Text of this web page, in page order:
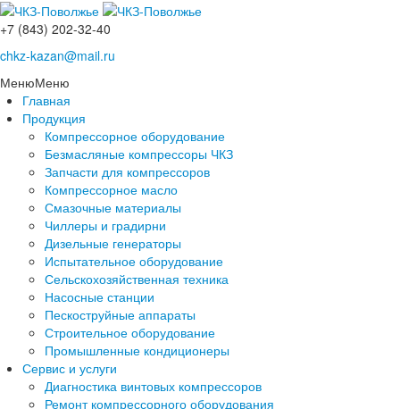
+7 (843) 202-32-40
chkz-kazan@mail.ru
МенюМеню
Главная
Продукция
Компрессорное оборудование
Безмасляные компрессоры ЧКЗ
Запчасти для компрессоров
Компрессорное масло
Смазочные материалы
Чиллеры и градирни
Дизельные генераторы
Испытательное оборудование
Сельскохозяйственная техника
Насосные станции
Пескоструйные аппараты
Строительное оборудование
Промышленные кондиционеры
Сервис и услуги
Диагностика винтовых компрессоров
Ремонт компрессорного оборудования